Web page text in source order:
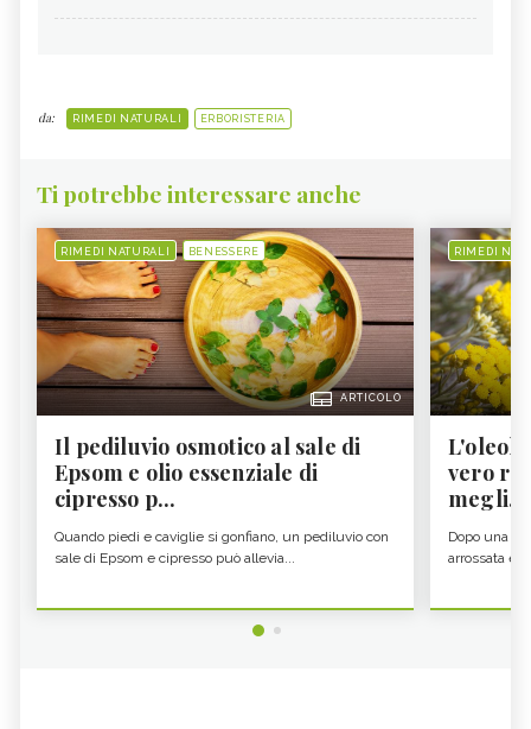
da: RIMEDI NATURALI ERBORISTERIA
Ti potrebbe interessare anche
RIMEDI NATURALI BENESSERE
ARTICOLO
Il pediluvio osmotico al sale di
Epsom e olio essenziale di
cipresso p...
Quando piedi e caviglie si gonfiano, un pediluvio con
sale di Epsom e cipresso può allevia...
RIMEDI
vero re
megli...
Dopo una
arrossata e